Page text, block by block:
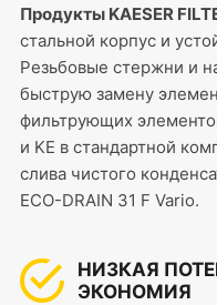
Продукты KAESER
стальной корпус и
Резьбовые стержни и
быструю замену
фильтрующих
и KE в стандартной
слива чистого
ECO-DRAIN 31 F Vario.
НИЗКАЯ
ЭКОНОМИЯ